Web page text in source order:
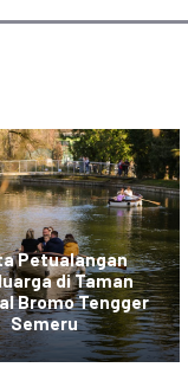
Petualangan
di Taman
Bromo Tengger
Semeru